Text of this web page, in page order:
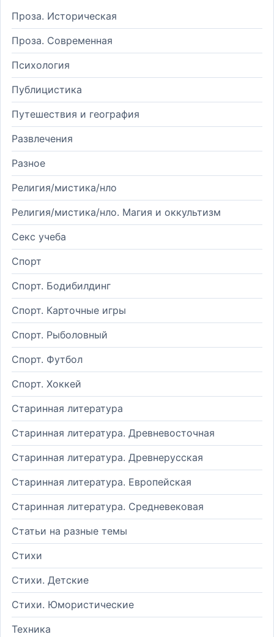
Проза. Историческая
Проза. Современная
Психология
Публицистика
Путешествия и география
Развлечения
Разное
Религия/мистика/нло
Религия/мистика/нло. Магия и оккультизм
Секс учеба
Спорт
Спорт. Бодибилдинг
Спорт. Карточные игры
Спорт. Рыболовный
Спорт. Футбол
Спорт. Хоккей
Старинная литература
Старинная литература. Древневосточная
Старинная литература. Древнерусская
Старинная литература. Европейская
Старинная литература. Средневековая
Статьи на разные темы
Стихи
Стихи. Детские
Стихи. Юмористические
Техника